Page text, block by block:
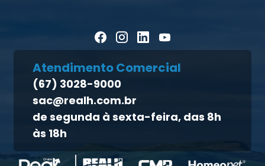
Direito dos titulares
Política de qualidade
Atendimento ao titular
Canal de ética
Blog Pecuária Forte
Homeopet
Atendimento Comercial
(67) 3028-9000
sac@realh.com.br
de segunda à sexta-feira, das 8h
às 18h